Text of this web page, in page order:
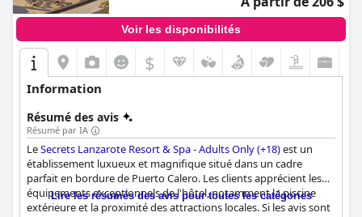
Voir les disponibilités
$
Information
Résumé des avis
Résumé par IA
LeSecrets Lanzarote Resort & Spa - Adults Only (+18)est un
établissement luxueux et magnifique situé dans un cadre
parfait en bordure de Puerto Calero. Les clients apprécient les
équipements exceptionnels de l'hôtel, notamment la piscine
extérieure et la proximité des attractions locales. Si les avis sont
Lire les résumés des avis pour toutes les catégories